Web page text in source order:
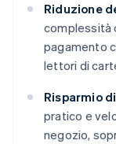
Riduzione
complessità
pagamento
lettori di
Risparmio
pratico e
negozio,